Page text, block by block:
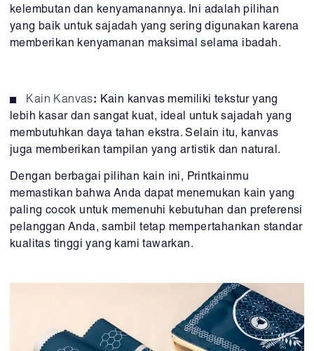
kelembutan dan kenyamanannya. Ini adalah pilihan
yang baik untuk sajadah yang sering digunakan karena
memberikan kenyamanan maksimal selama ibadah.
Kain Kanvas: Kain kanvas memiliki tekstur yang
lebih kasar dan sangat kuat, ideal untuk sajadah yang
membutuhkan daya tahan ekstra. Selain itu, kanvas
juga memberikan tampilan yang artistik dan natural.
Dengan berbagai pilihan kain ini, Printkainmu
memastikan bahwa Anda dapat menemukan kain yang
paling cocok untuk memenuhi kebutuhan dan preferensi
pelanggan Anda, sambil tetap mempertahankan standar
kualitas tinggi yang kami tawarkan.